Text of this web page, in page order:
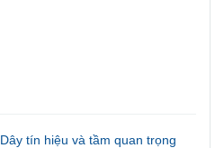
Dây tín hiệu và tầm quan trọng